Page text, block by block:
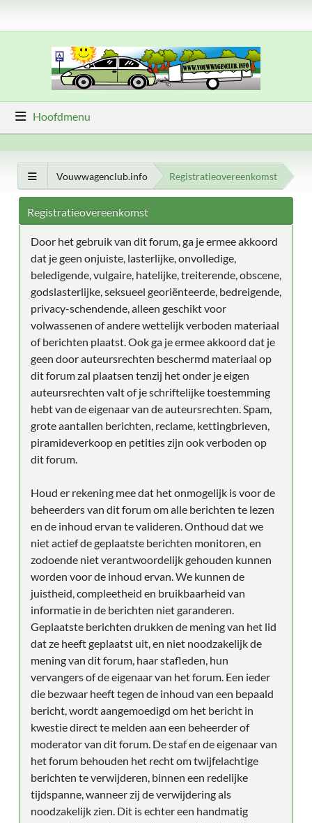
Hoofdmenu
Vouwwagenclub.info Registratieovereenkomst
Registratieovereenkomst
Door het gebruik van dit forum, ga je ermee akkoord
dat je geen onjuiste, lasterlijke, onvolledige,
beledigende, vulgaire, hatelijke, treiterende, obscene,
godslasterlijke, seksueel georiënteerde, bedreigende,
privacy-schendende, alleen geschikt voor
volwassenen of andere wettelijk verboden materiaal
of berichten plaatst. Ook ga je ermee akkoord dat je
geen door auteursrechten beschermd materiaal op
dit forum zal plaatsen tenzij het onder je eigen
auteursrechten valt of je schriftelijke toestemming
hebt van de eigenaar van de auteursrechten. Spam,
grote aantallen berichten, reclame, kettingbrieven,
piramideverkoop en petities zijn ook verboden op
dit forum.
Houd er rekening mee dat het onmogelijk is voor de
beheerders van dit forum om alle berichten te lezen
en de inhoud ervan te valideren. Onthoud dat we
niet actief de geplaatste berichten monitoren, en
zodoende niet verantwoordelijk gehouden kunnen
worden voor de inhoud ervan. We kunnen de
juistheid, compleetheid en bruikbaarheid van
informatie in de berichten niet garanderen.
Geplaatste berichten drukken de mening van het lid
dat ze heeft geplaatst uit, en niet noodzakelijk de
mening van dit forum, haar stafleden, hun
vervangers of de eigenaar van het forum. Een ieder
die bezwaar heeft tegen de inhoud van een bepaald
bericht, wordt aangemoedigd om het bericht in
kwestie direct te melden aan een beheerder of
moderator van dit forum. De staf en de eigenaar van
het forum behouden het recht om twijfelachtige
berichten te verwijderen, binnen een redelijke
tijdspanne, wanneer zij de verwijdering als
noodzakelijk zien. Dit is echter een handmatig